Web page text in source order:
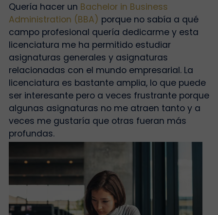
Quería hacer un Bachelor in Business
Administration (BBA) porque no sabía a qué
campo profesional quería dedicarme y esta
licenciatura me ha permitido estudiar
asignaturas generales y asignaturas
relacionadas con el mundo empresarial. La
licenciatura es bastante amplia, lo que puede
ser interesante pero a veces frustrante porque
algunas asignaturas no me atraen tanto y a
veces me gustaría que otras fueran más
profundas.